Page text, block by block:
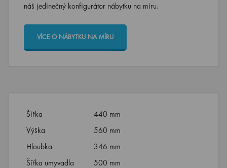
náš jedinečný konfigurátor nábytku na míru.
VÍCE O NÁBYTKU NA MÍRU
Šířka
440 mm
Výška
560 mm
Hloubka
346 mm
Šířka umyvadla
500 mm